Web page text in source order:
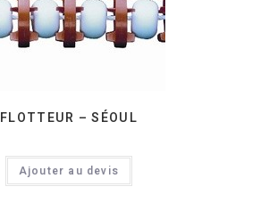
FLOTTEUR – SÉOUL
Ajouter au devis